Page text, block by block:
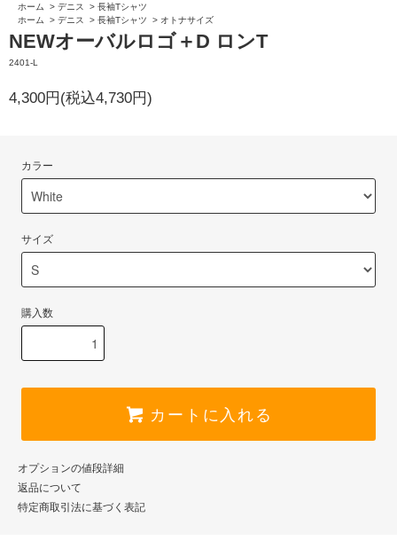
ホーム
> デニス > 長袖Tシャツ
ホーム
> デニス > 長袖Tシャツ > オトナサイズ
NEWオーバルロゴ＋D ロンT
2401-L
4,300円(税込4,730円)
カラー
サイズ
購入数
カートに入れる
オプションの値段詳細
返品について
特定商取引法に基づく表記